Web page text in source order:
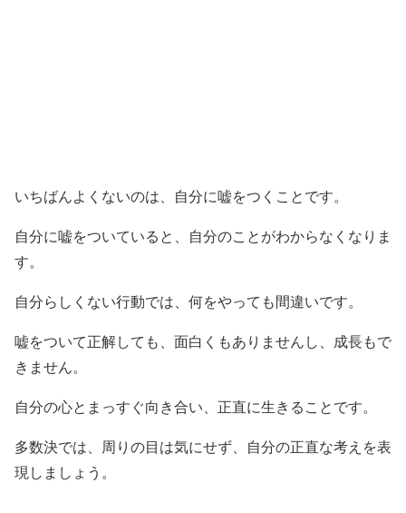
いちばんよくないのは、自分に嘘をつくことです。
自分に嘘をついていると、自分のことがわからなくなりま
す。
自分らしくない行動では、何をやっても間違いです。
嘘をついて正解しても、面白くもありませんし、成長もで
きません。
自分の心とまっすぐ向き合い、正直に生きることです。
多数決では、周りの目は気にせず、自分の正直な考えを表
現しましょう。